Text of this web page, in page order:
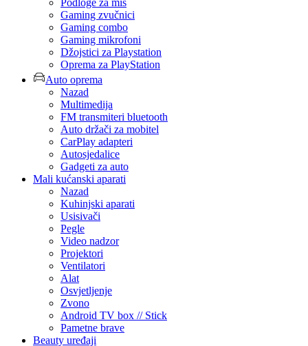
Gaming zvučnici
Gaming combo
Gaming mikrofoni
Džojstici za Playstation
Oprema za PlayStation
Auto oprema
Nazad
Multimedija
FM transmiteri bluetooth
Auto držači za mobitel
CarPlay adapteri
Autosjedalice
Gadgeti za auto
Mali kućanski aparati
Nazad
Kuhinjski aparati
Usisivači
Pegle
Video nadzor
Projektori
Ventilatori
Alat
Osvjetljenje
Zvono
Android TV box // Stick
Pametne brave
Beauty uređaji